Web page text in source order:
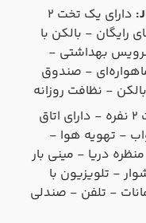
دارای یک تخت ۲
رایگان - بالکن با
بهداشتی -
- صندوق
- نظافت روزانه
دارای یک تخت ۲ نفره - دارای اتاق
- تهویه هوا -
دریا - مینی بار
- تلویزیون با
- تلفن - صندلی